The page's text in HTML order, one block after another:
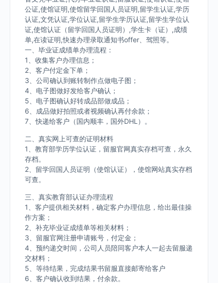
公证,使馆证明,使馆留学回国人员证明,留学生认证,学历
认证,文凭认证,学位认证,留学生学历认证,留学生学位认
证,使馆认证（留学回国人员证明）,学生卡（证）,成绩
单,在读证明,快速办理录取通知书offer、驾照等。
一、毕业证成绩单办理流程：
1、收集客户办理信息；
2、客户付定金下单；
3、公司确认到账转制作点做电子图；
4、电子图做好发给客户确认；
5、电子图确认好转成品部做成品；
6、成品做好拍照或者视频确认再付余款；
7、快递给客户（国内顺丰，国外DHL）。
二、真实网上可查的证明材料
1、教育部学历学位认证，留服官网真实存档可查，永久
存档。
2、留学回国人员证明（使馆认证），使馆网站真实存档
可查。
三、真实教育部认证办理流程
1、客户提供相关材料，确定客户办理信息，给出最佳操
作方案；
2、补充毕业证成绩单等相关材料；
3、留服官网注册申请账号，付定金；
4、预约递交时间，公司人员陪同客户本人一起去留服递
交材料；
5、等待结果，完成结果书留服直接邮寄给客户
6、客户确认收到结果，付余款。